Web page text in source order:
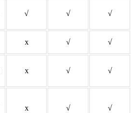
√ √ √
x √ √
x √ √
x √ √